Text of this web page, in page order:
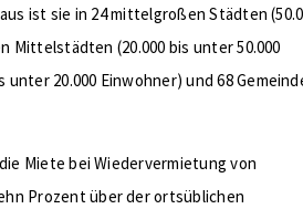
ist sie in 24 mittelgroßen Städten
Mittelstädten (20.000 bis unter 50.000
20.000 Einwohner) und 68
Miete bei Wiedervermietung von
Prozent über der ortsüblichen